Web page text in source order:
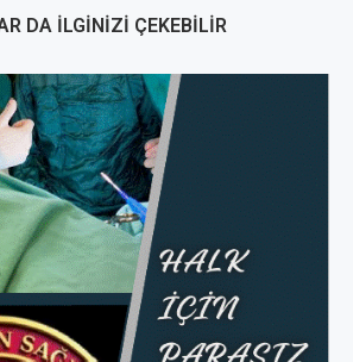
DA İLGINIZI ÇEKEBILIR